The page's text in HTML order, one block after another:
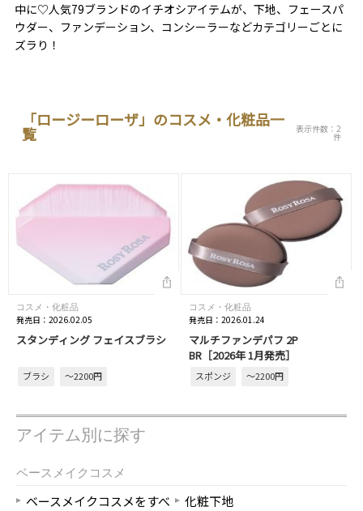
中に♡人気79ブランドのイチオシアイテムが、下地、フェースパ
ウダー、ファンデーション、コンシーラーなどカテゴリーごとに
ズラり！
「ロージーローザ」のコスメ・化粧品一
覧 表示件数：2
件
コスメ・化粧品
発売日：2026.02.05
スタンディング フェイスブラシ
ブラシ ～2200円
コスメ・化粧品
発売日：2026.01.24
マルチファンデパフ 2P
BR［2026年 1月発売］
スポンジ ～2200円
アイテム別に探す
ベースメイクコスメ
ベースメイクコスメをすべ
化粧下地